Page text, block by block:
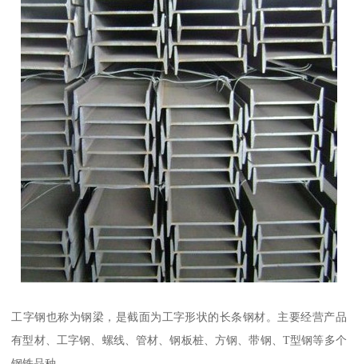
工字钢也称为钢梁，是截面为工字形状的长条钢材。主要经营产品
有型材、工字钢、螺线、管材、钢板桩、方钢、带钢、T型钢等多个